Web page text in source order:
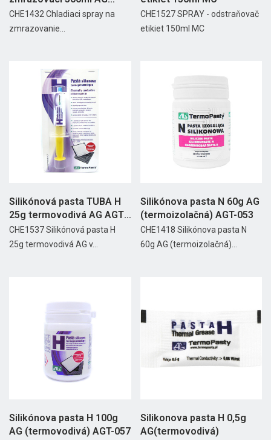
AGT-020
CHE1432 Chladiaci spray na
zmrazovanie...
CHE1527 SPRAY - odstraňovač
etikiet 150ml MC
Silikónová pasta TUBA H
25g termovodivá AG AGT-
056
CHE1537 Silikónová pasta H
25g termovodivá AG v...
Silikónova pasta N 60g AG
(termoizolačná) AGT-053
CHE1418 Silikónova pasta N
60g AG (termoizolačná)...
Silikónova pasta H 100g
AG (termovodivá) AGT-057
Silikonova pasta H 0,5g
AG(termovodivá)